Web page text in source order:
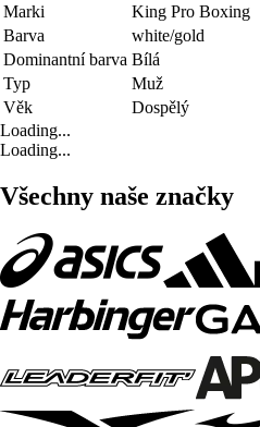
Marki
King Pro Boxing
Barva
white/gold
Dominantní barva Bílá
Typ
Muž
Věk
Dospělý
Loading...
Loading...
Všechny naše značky